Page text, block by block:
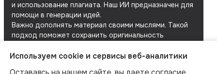
и использование плагиата. Наш ИИ предназначен для
помощи в генерации идей.
Важно дополнять материал своими мыслями. Такой
подход поможет сохранить оригинальность
Мы используемфайлы cookieисервисы веб-
аналитикидля персонализации сервисов
Используем cookie и сервисы веб-аналитики